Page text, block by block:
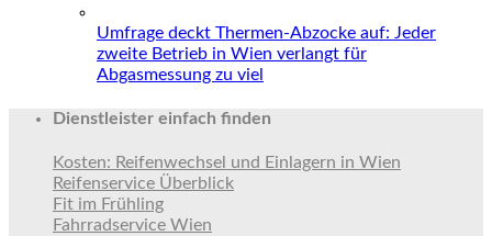
Umfrage deckt Thermen-Abzocke auf: Jeder
zweite Betrieb in Wien verlangt für
Abgasmessung zu viel
Dienstleister einfach finden
Kosten: Reifenwechsel und Einlagern in Wien
Reifenservice Überblick
Fit im Frühling
Fahrradservice Wien